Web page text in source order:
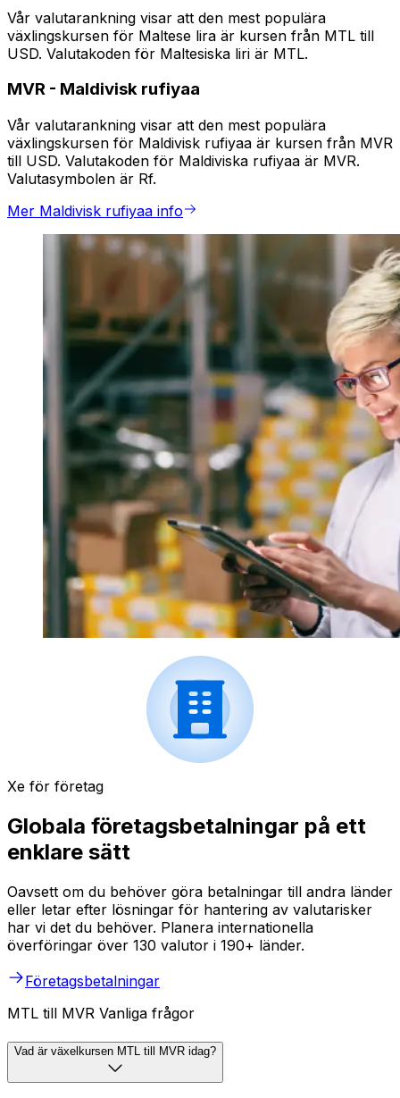
Vår valutarankning visar att den mest populära
växlingskursen för Maltese lira är kursen från MTL till
USD. Valutakoden för Maltesiska liri är MTL.
MVR - Maldivisk rufiyaa
Vår valutarankning visar att den mest populära
växlingskursen för Maldivisk rufiyaa är kursen från MVR
till USD. Valutakoden för Maldiviska rufiyaa är MVR.
Valutasymbolen är Rf.
Mer Maldivisk rufiyaa info
Xe för företag
Globala företagsbetalningar på ett
enklare sätt
Oavsett om du behöver göra betalningar till andra länder
eller letar efter lösningar för hantering av valutarisker
har vi det du behöver. Planera internationella
överföringar över 130 valutor i 190+ länder.
Företagsbetalningar
MTL till MVR Vanliga frågor
Vad är växelkursen MTL till MVR idag?